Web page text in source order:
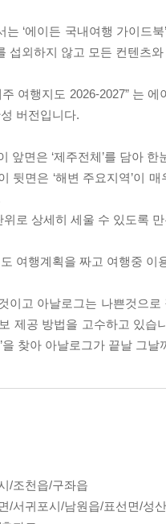
는 ‘에이든 국내여행 가이드
섭외하지 않고 모든 컨텐츠
여행지도 2026-2027” 는
버전입니다.
앞면은 ‘제주전체’를 담아
뒷면은 ‘해변 주요지역’이
위로 상세히 세울 수 있도록
여행계획을 짜고 여행중 이
이고 아날로그는 나쁜것으
제공 방법을 고수하고 있
을 찾아 아날로그가 끝날 그
/조천읍/구좌읍
/서귀포시/남원읍/표선면/성